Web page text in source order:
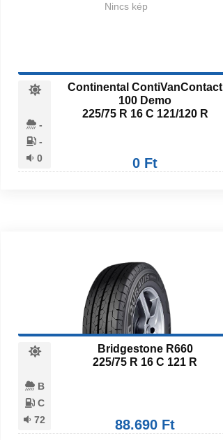
Nincs kép
-
-
0
Continental ContiVanContact
100 Demo
225/75 R 16 C 121/120 R
0 Ft
B
C
72
Bridgestone R660
225/75 R 16 C 121 R
88.690 Ft